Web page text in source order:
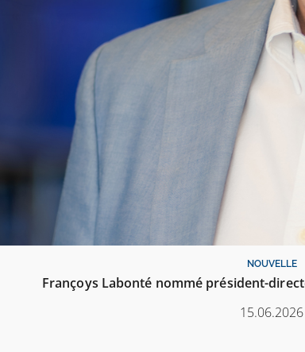
NOUVELLE
Françoys Labonté nommé président-
15.06.2026